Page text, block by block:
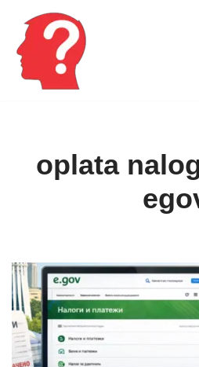
Перейти
содержимому
oplata